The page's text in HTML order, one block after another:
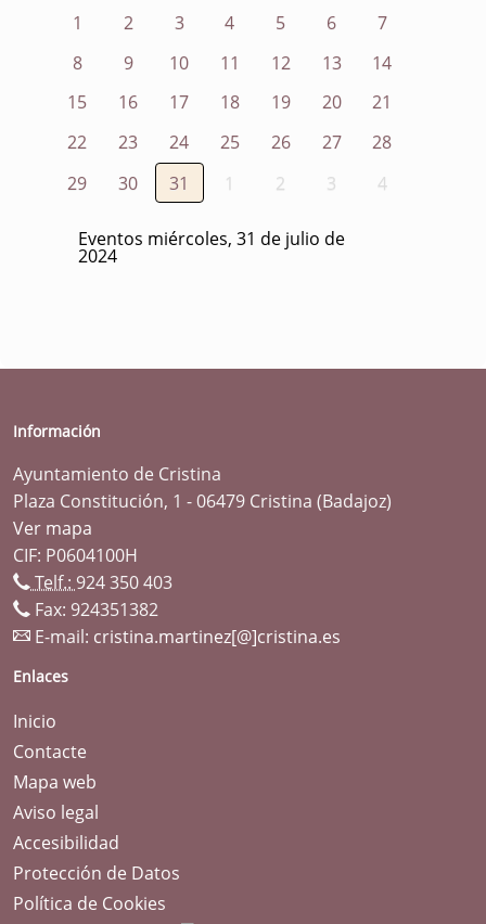
1 2 3 4 5 6
7
8
9 10 11 12 13
14
15
16 17 18 19 20
21
22
23 24 25 26 27
28
29
30 31 1 2 3 4
Eventos miércoles, 31 de julio de
2024
Información
Ayuntamiento de Cristina
Plaza Constitución, 1 - 06479 Cristina (Badajoz)
Ver mapa
CIF: P0604100H
Telf.: 924 350 403
Fax: 924351382
E-mail: cristina.martinez[@]cristina.es
Enlaces
Inicio
Contacte
Mapa web
Aviso legal
Accesibilidad
Protección de Datos
Política de Cookies